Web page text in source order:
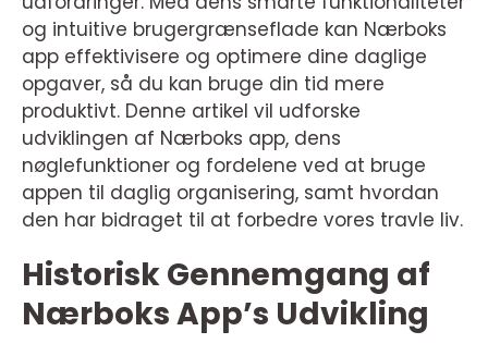
og intuitive brugergrænseflade kan Nærboks
app effektivisere og optimere dine daglige
opgaver, så du kan bruge din tid mere
produktivt. Denne artikel vil udforske
udviklingen af Nærboks app, dens
nøglefunktioner og fordelene ved at bruge
appen til daglig organisering, samt hvordan
den har bidraget til at forbedre vores travle liv.
Historisk Gennemgang af
Nærboks App’s Udvikling